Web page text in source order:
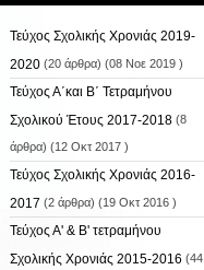
Τεύχος Σχολικής Χρονιάς 2019-
2020(20 άρθρα) (08 Νοε 2019 )
Τεύχος Α΄και Β΄ Τετραμήνου
Σχολικού Έτους 2017-2018(8
άρθρα) (12 Οκτ 2017 )
Τεύχος Σχολικής Χρονιάς 2016-
2017 (2 άρθρα) (19 Οκτ 2016 )
Τεύχος Α' & Β' τετραμήνου
Σχολικής Χρονιάς 2015-2016 (44